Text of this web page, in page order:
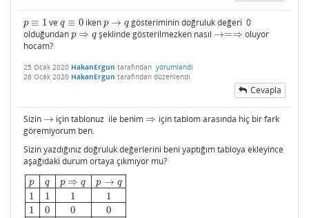
p ≡ 1
p≡1 ve q ≡ 0
q≡0 iken p → q
p→q
gösteriminin doğruluk değeri 0
olduğundan p ⇒ q
p⇒q şeklinde gösterilmezken nasıl →=⇒
→=⇒
oluyor
hocam?
25 Ocak 2020 HakanErgun tarafından yorumlandı
26 Ocak 2020 HakanErgun tarafından düzenlendi
Cevapla
Sizin →
→ için tablonuz ile benim ⇒
⇒ için tablom arasında hiç bir fark
göremiyorum ben.
Sizin yazdığınız doğruluk değerlerini beni yaptığım tabloya ekleyince
aşağıdaki durum ortaya çıkmıyor mu?
p
1
1
q
1
0
p ⇒ q
1
0
p → q
1
0
qp q 11 0